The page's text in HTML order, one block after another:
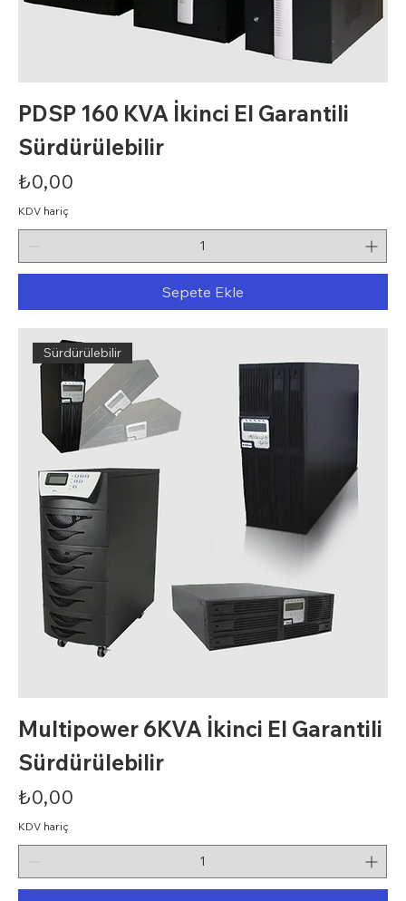
PDSP 160 KVA İkinci El Garantili
Sürdürülebilir
Fiyat
₺0,00
KDV hariç
Sepete Ekle
Sürdürülebilir
Multipower 6KVA İkinci El Garantili
Sürdürülebilir
Fiyat
₺0,00
KDV hariç